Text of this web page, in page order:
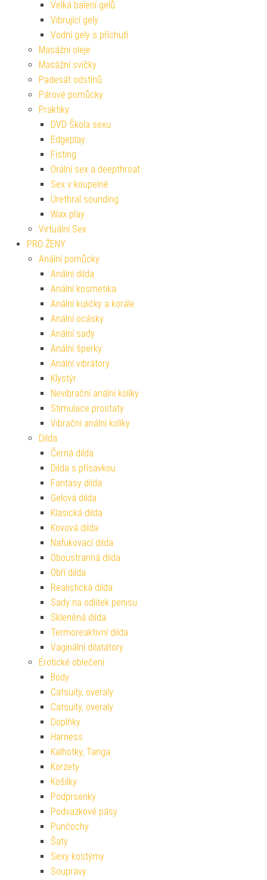
Velká balení gelů
Vibrující gely
Vodní gely s příchutí
Masážní oleje
Masážní svíčky
Padesát odstínů
Párové pomůcky
Praktiky
DVD Škola sexu
Edgeplay
Fisting
Orální sex a deepthroat
Sex v koupelně
Urethral sounding
Wax play
Virtuální Sex
PRO ŽENY
Anální pomůcky
Anální dilda
Anální kosmetika
Anální kuličky a korále
Anální ocásky
Anální sady
Anální šperky
Anální vibrátory
Klystýr
Nevibrační anální kolíky
Stimulace prostaty
Vibrační anální kolíky
Dilda
Černá dilda
Dilda s přísavkou
Fantasy dilda
Gelová dilda
Klasická dilda
Kovová dilda
Nafukovací dilda
Oboustranná dilda
Obří dilda
Realistická dilda
Sady na odlitek penisu
Skleněná dilda
Termoreaktivní dilda
Vaginální dilatátory
Erotické oblečení
Body
Catsuity, overaly
Catsuity, overaly
Doplňky
Harness
Kalhotky, Tanga
Korzety
Košilky
Podprsenky
Podvazkové pásy
Punčochy
Šaty
Sexy kostýmy
Soupravy